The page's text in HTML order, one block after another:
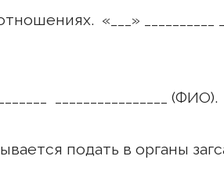
«___» __________
________________ (ФИО).
подать в органы